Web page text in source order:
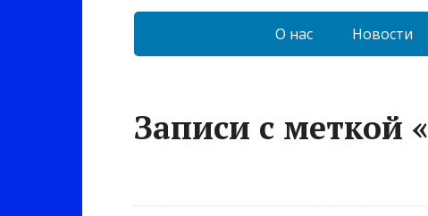
О нас Новости
Записи с меткой